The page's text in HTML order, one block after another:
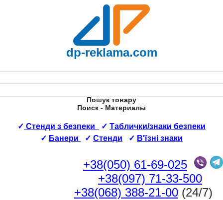
dp-reklama.com
Пошук товару
Поиск - Материалы
✓ Стенди з безпеки ✓ Таблички/знаки безпеки
✓ Банери ✓ Стенди ✓ В'їзні знаки
+38(050) 61-69-025
+38(097) 71-33-500
+38(068) 388-21-00 (24/7)